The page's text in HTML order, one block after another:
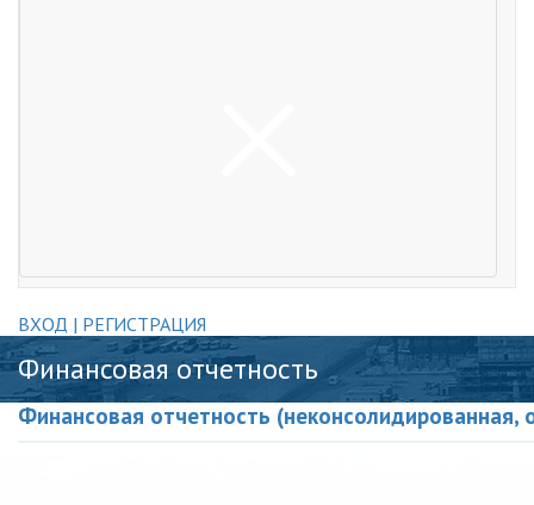
ВХОД | РЕГИСТРАЦИЯ
Финансовая отчетность
Финансовая отчетность (неконсолидированная,